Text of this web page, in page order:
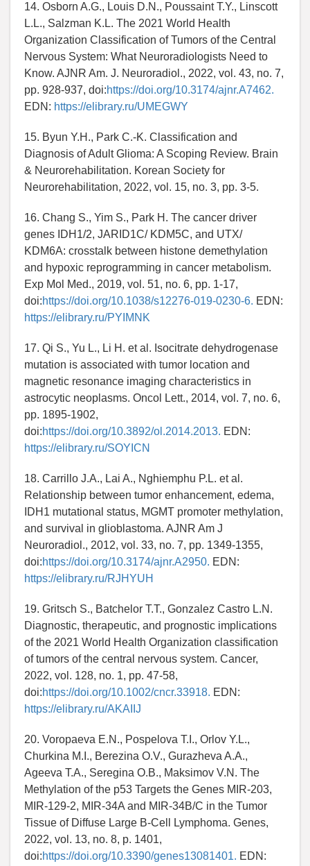
14. Osborn A.G., Louis D.N., Poussaint T.Y., Linscott
L.L., Salzman K.L. The 2021 World Health
Organization Classification of Tumors of the Central
Nervous System: What Neuroradiologists Need to
Know. AJNR Am. J. Neuroradiol., 2022, vol. 43, no. 7,
pp. 928-937, doi:https://doi.org/10.3174/ajnr.A7462.
EDN: https://elibrary.ru/UMEGWY
15. Byun Y.H., Park C.-K. Classification and
Diagnosis of Adult Glioma: A Scoping Review. Brain
& Neurorehabilitation. Korean Society for
Neurorehabilitation, 2022, vol. 15, no. 3, pp. 3-5.
16. Chang S., Yim S., Park H. The cancer driver
genes IDH1/2, JARID1C/ KDM5C, and UTX/
KDM6A: crosstalk between histone demethylation
and hypoxic reprogramming in cancer metabolism.
Exp Mol Med., 2019, vol. 51, no. 6, pp. 1-17,
doi:https://doi.org/10.1038/s12276-019-0230-6. EDN:
https://elibrary.ru/PYIMNK
17. Qi S., Yu L., Li H. et al. Isocitrate dehydrogenase
mutation is associated with tumor location and
magnetic resonance imaging characteristics in
astrocytic neoplasms. Oncol Lett., 2014, vol. 7, no. 6,
pp. 1895-1902,
doi:https://doi.org/10.3892/ol.2014.2013. EDN:
https://elibrary.ru/SOYICN
18. Carrillo J.A., Lai A., Nghiemphu P.L. et al.
Relationship between tumor enhancement, edema,
IDH1 mutational status, MGMT promoter methylation,
and survival in glioblastoma. AJNR Am J
Neuroradiol., 2012, vol. 33, no. 7, pp. 1349-1355,
doi:https://doi.org/10.3174/ajnr.A2950. EDN:
https://elibrary.ru/RJHYUH
19. Gritsch S., Batchelor T.T., Gonzalez Castro L.N.
Diagnostic, therapeutic, and prognostic implications
of the 2021 World Health Organization classification
of tumors of the central nervous system. Cancer,
2022, vol. 128, no. 1, pp. 47-58,
doi:https://doi.org/10.1002/cncr.33918. EDN:
https://elibrary.ru/AKAIIJ
20. Voropaeva E.N., Pospelova T.I., Orlov Y.L.,
Churkina M.I., Berezina O.V., Gurazheva A.A.,
Ageeva T.A., Seregina O.B., Maksimov V.N. The
Methylation of the p53 Targets the Genes MIR-203,
MIR-129-2, MIR-34A and MIR-34B/C in the Tumor
Tissue of Diffuse Large B-Cell Lymphoma. Genes,
2022, vol. 13, no. 8, p. 1401,
doi:https://doi.org/10.3390/genes13081401. EDN: